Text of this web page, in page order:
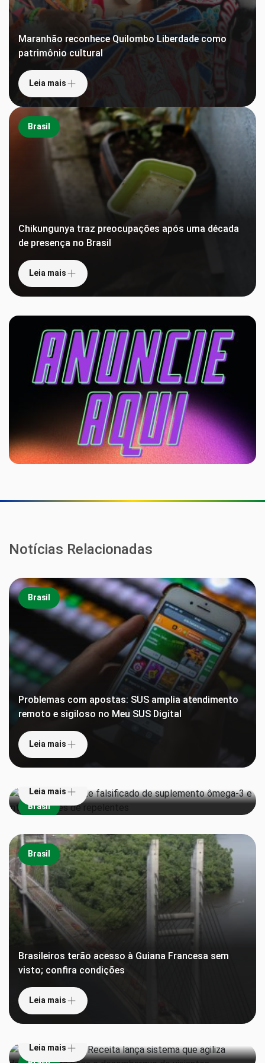
Maranhão reconhece Quilombo Liberdade como
patrimônio cultural
Leia mais
Brasil
Chikungunya traz preocupações após uma década
de presença no Brasil
Leia mais
Notícias Relacionadas
Brasil
Problemas com apostas: SUS amplia atendimento
remoto e sigiloso no Meu SUS Digital
Leia mais
Brasil
Anvisa proíbe lote falsificado de suplemento
ômega-3 e interdita lotes de repelentes
Leia mais
Brasil
Brasileiros terão acesso à Guiana Francesa sem
visto; confira condições
Leia mais
‘Pula alfândega’: Receita lança sistema que agiliza
declaração de bens e desembarque de viajantes
Leia mais
Teatros da Amazônia são reconhecidos pela